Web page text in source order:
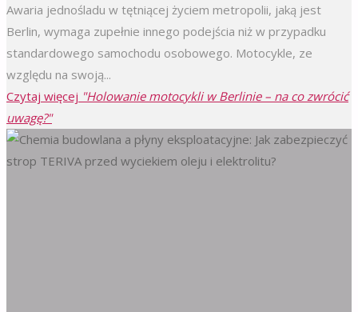
Awaria jednośladu w tętniącej życiem metropolii, jaką jest
Berlin, wymaga zupełnie innego podejścia niż w przypadku
standardowego samochodu osobowego. Motocykle, ze
względu na swoją...
Czytaj więcej "Holowanie motocykli w Berlinie – na co zwrócić
uwagę?"